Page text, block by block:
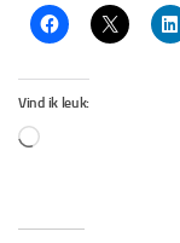
Vind ik leuk:
Aan